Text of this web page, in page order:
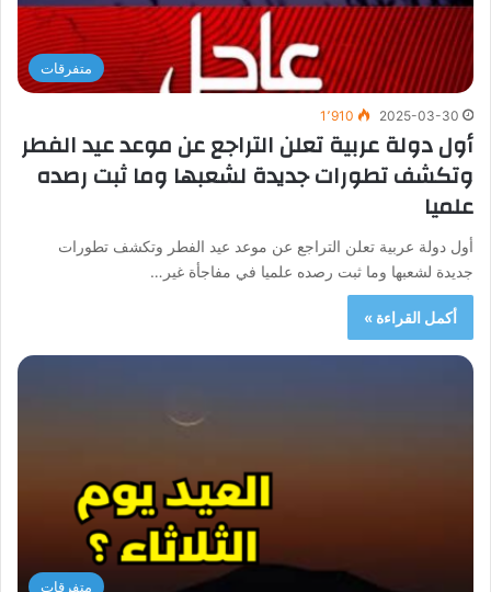
متفرقات
2025-03-30 1٬910
أول دولة عربية تعلن التراجع عن موعد عيد الفطر
وتكشف تطورات جديدة لشعبها وما ثبت رصده
علميا
أول دولة عربية تعلن التراجع عن موعد عيد الفطر وتكشف تطورات
جديدة لشعبها وما ثبت رصده علميا في مفاجأة غير…
أكمل القراءة »
متفرقات